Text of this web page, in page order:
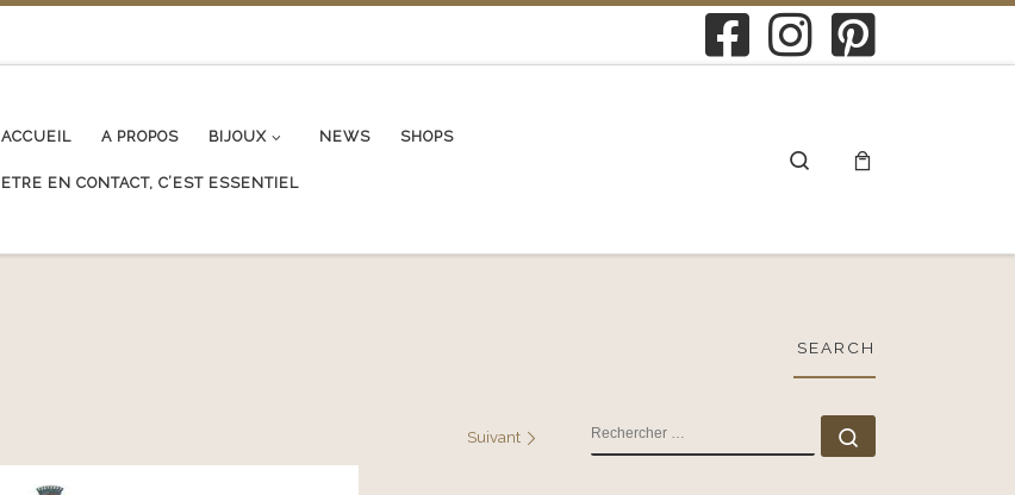
ACCUEIL A PROPOS BIJOUX NEWS SHOPS
ETRE EN CONTACT, C’EST ESSENTIEL
Search
Suivant
SEARCH
RECHERCHER